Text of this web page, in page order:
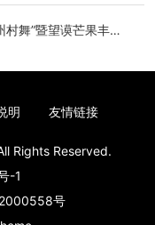
舞”暨望谟芒果丰收
明 友情链接
Rights Reserved.
-1
号